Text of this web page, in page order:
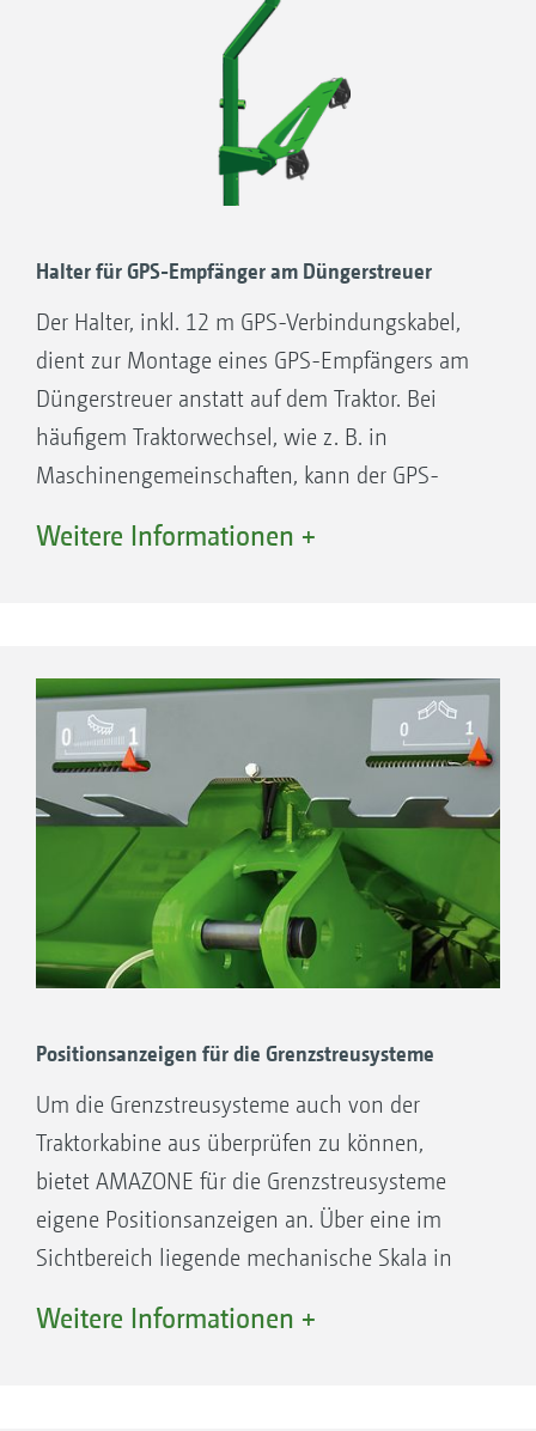
Halter für GPS-Empfänger am Düngerstreuer
Der Halter, inkl. 12 m GPS-Verbindungskabel,
dient zur Montage eines GPS-Empfängers am
Düngerstreuer anstatt auf dem Traktor. Bei
häufigem Traktorwechsel, wie z. B. in
Maschinengemeinschaften, kann der GPS-
befindet sich der GPS-Empfänger immer
Weitere Informationen +
Positionsanzeigen für die ­Grenzstreusysteme
Um die Grenzstreusysteme auch von der
Traktorkabine aus überprüfen zu können,
bietet AMAZONE für die Grenzstreusysteme
eigene Positionsanzeigen an. Über eine im
Sichtbereich liegende mechanische Skala in
während des Streuens bequem eingesehen
Weitere Informationen +